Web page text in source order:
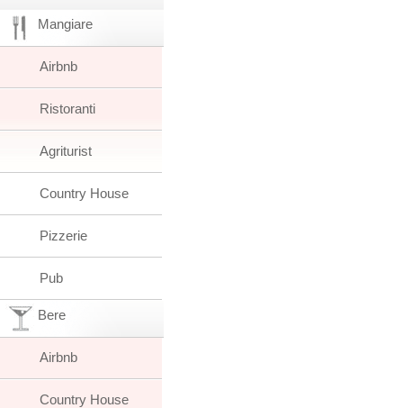
Mangiare
Airbnb
Ristoranti
Agriturist
Country House
Pizzerie
Pub
Bere
Airbnb
Country House